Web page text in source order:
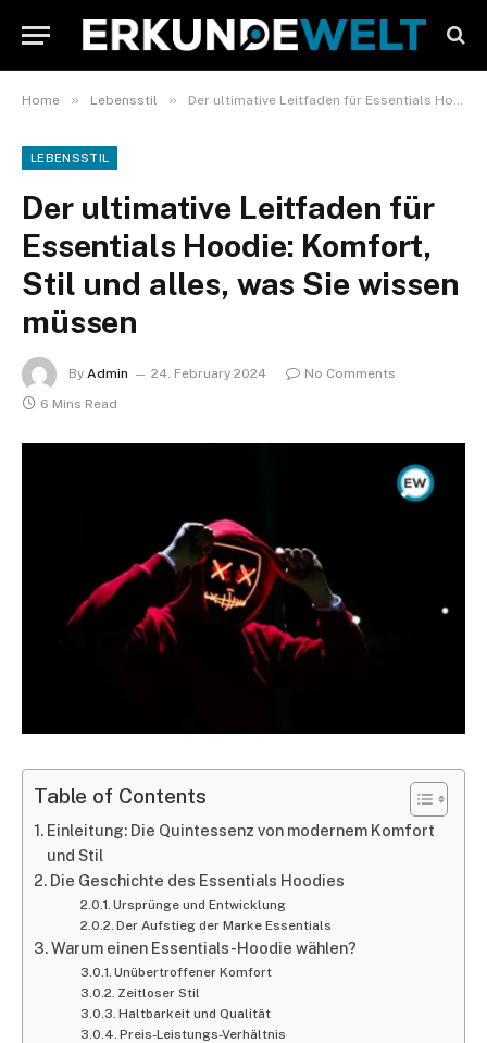
Home » Lebensstil » Der ultimative Leitfaden für Essentials Hoodie: Komfort, Stil und alles, was Sie wissen müssen
LEBENSSTIL
Der ultimative Leitfaden für
Essentials Hoodie: Komfort,
Stil und alles, was Sie wissen
müssen
By Admin 24. February 2024
No Comments
6 Mins Read
Table of Contents
Einleitung: Die Quintessenz von modernem Komfort
und Stil
Die Geschichte des Essentials Hoodies
Ursprünge und Entwicklung
Der Aufstieg der Marke Essentials
Warum einen Essentials-Hoodie wählen?
Unübertroffener Komfort
Zeitloser Stil
Haltbarkeit und Qualität
Preis-Leistungs-Verhältnis